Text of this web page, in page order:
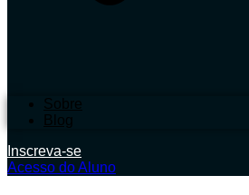
Sobre
Blog
Inscreva-se
Acesso do Aluno